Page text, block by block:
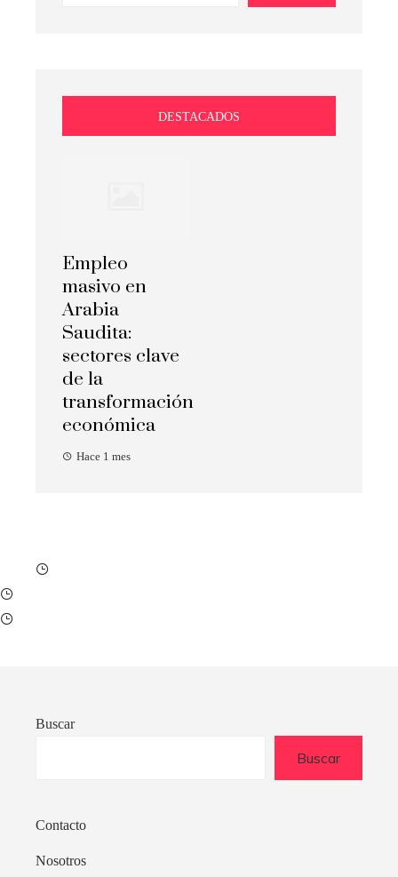
DESTACADOS
Empleo
masivo en
Arabia
Saudita:
sectores clave
de la
transformación
económica
Hace 1 mes
Buscar
Buscar
Contacto
Nosotros